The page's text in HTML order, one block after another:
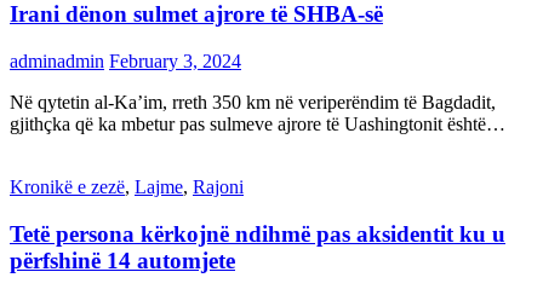
Irani dënon sulmet ajrore të SHBA-së
adminadmin February 3, 2024
Në qytetin al-Ka’im, rreth 350 km në veriperëndim të Bagdadit,
gjithçka që ka mbetur pas sulmeve ajrore të Uashingtonit është…
Kronikë e zezë, Lajme, Rajoni
Tetë persona kërkojnë ndihmë pas aksidentit ku u
përfshinë 14 automjete